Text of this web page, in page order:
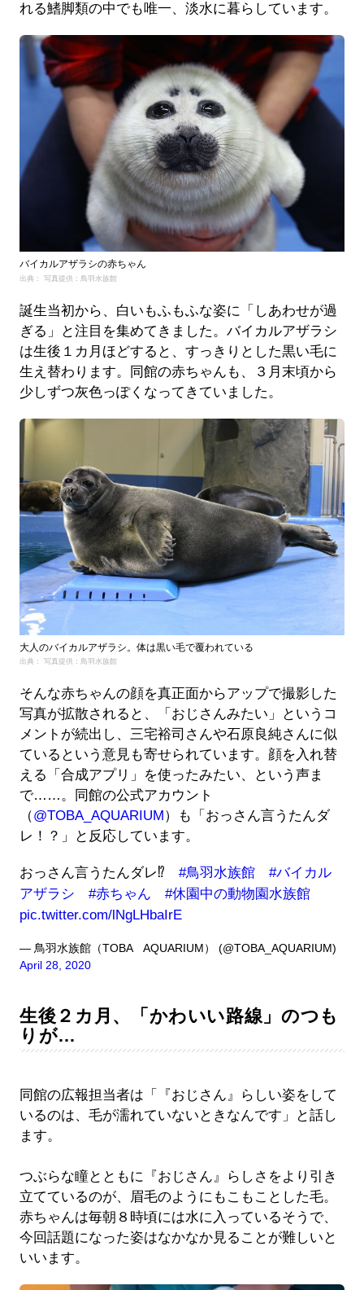
れる鰭脚類の中でも唯一、淡水に暮らしています。
バイカルアザラシの赤ちゃん
出典： 写真提供：鳥羽水族館
誕生当初から、白いもふもふな姿に「しあわせが過
ぎる」と注目を集めてきました。バイカルアザラシ
は生後１カ月ほどすると、すっきりとした黒い毛に
生え替わります。同館の赤ちゃんも、３月末頃から
少しずつ灰色っぽくなってきていました。
大人のバイカルアザラシ。体は黒い毛で覆われている
出典： 写真提供：鳥羽水族館
そんな赤ちゃんの顔を真正面からアップで撮影した
写真が拡散されると、「おじさんみたい」というコ
メントが続出し、三宅裕司さんや石原良純さんに似
ているという意見も寄せられています。顔を入れ替
える「合成アプリ」を使ったみたい、という声ま
で……。同館の公式アカウント
（@TOBA_AQUARIUM ）も「おっさん言うたんダ
レ！？」と反応しています。
おっさん言うたんダレ⁉️ #鳥羽水族館
#バイカル
アザラシ
#赤ちゃん
#休園中の動物園水族館
pic.twitter.com/lNgLHbaIrE
— 鳥羽水族館（TOBA AQUARIUM） (@TOBA_AQUARIUM)
April 28, 2020
生後２カ月、「かわいい路線」のつも
りが…
同館の広報担当者は「『おじさん』らしい姿をして
いるのは、毛が濡れていないときなんです」と話し
ます。
つぶらな瞳とともに『おじさん』らしさをより引き
立てているのが、眉毛のようにもこもことした毛。
赤ちゃんは毎朝８時頃には水に入っているそうで、
今回話題になった姿はなかなか見ることが難しいと
いいます。